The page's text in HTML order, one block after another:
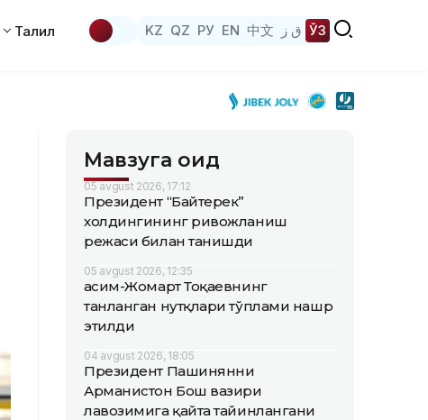
Таҳлил KZ QZ РУ EN 中文 ق ز ЎЗ
Мавзуга оид
05 avgust 2026, 17:12
Президент “Байтерек”
холдингининг ривожланиш
режаси билан танишди
05 avgust 2026, 12:35
Қасим-Жомарт Тоқаевнинг
танланган нутқлари тўплами нашр
этилди
04 avgust 2026, 18:05
Президент Пашинянни
Арманистон Бош вазири
лавозимига қайта тайинлангани